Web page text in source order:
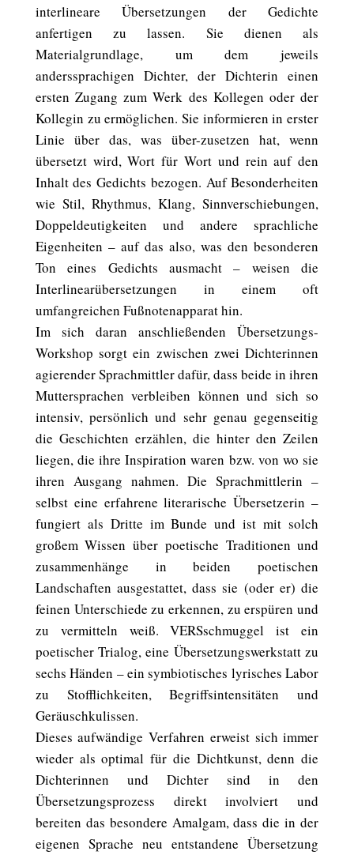
interlineare Übersetzungen der Gedichte
anfertigen zu lassen. Sie dienen als
Materialgrundlage, um dem jeweils
anderssprachigen Dichter, der Dichterin einen
ersten Zugang zum Werk des Kollegen oder der
Kollegin zu ermöglichen. Sie informieren in erster
Linie über das, was über-zusetzen hat, wenn
übersetzt wird, Wort für Wort und rein auf den
Inhalt des Gedichts bezogen. Auf Besonderheiten
wie Stil, Rhythmus, Klang, Sinnverschiebungen,
Doppeldeutigkeiten und andere sprachliche
Eigenheiten – auf das also, was den besonderen
Ton eines Gedichts ausmacht – weisen die
Interlinearübersetzungen in einem oft
umfangreichen Fußnotenapparat hin.
Im sich daran anschließenden Übersetzungs-
Workshop sorgt ein zwischen zwei Dichterinnen
agierender Sprachmittler dafür, dass beide in ihren
Muttersprachen verbleiben können und sich so
intensiv, persönlich und sehr genau gegenseitig
die Geschichten erzählen, die hinter den Zeilen
liegen, die ihre Inspiration waren bzw. von wo sie
ihren Ausgang nahmen. Die Sprachmittlerin –
selbst eine erfahrene literarische Übersetzerin –
fungiert als Dritte im Bunde und ist mit solch
großem Wissen über poetische Traditionen und
zusammenhänge in beiden poetischen
Landschaften ausgestattet, dass sie (oder er) die
feinen Unterschiede zu erkennen, zu erspüren und
zu vermitteln weiß. VERSschmuggel ist ein
poetischer Trialog, eine Übersetzungswerkstatt zu
sechs Händen – ein symbiotisches lyrisches Labor
zu Stofflichkeiten, Begriffsintensitäten und
Geräuschkulissen.
Dieses aufwändige Verfahren erweist sich immer
wieder als optimal für die Dichtkunst, denn die
Dichterinnen und Dichter sind in den
Übersetzungsprozess direkt involviert und
bereiten das besondere Amalgam, dass die in der
eigenen Sprache neu entstandene Übersetzung